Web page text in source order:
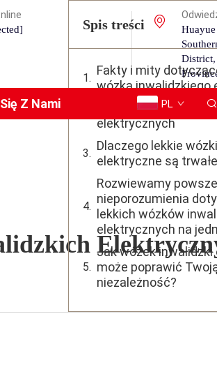
Z Nami PL
Spis treści
Fakty i mity
wózka inwalidzkiego
Zalety lekkich
elektrycznych
Dlaczego lekkie
elektryczne są
Rozwiewamy
nieporozumienia
lekkich wózków
elektrycznych na
Jak wózek
może poprawić
niezależność?